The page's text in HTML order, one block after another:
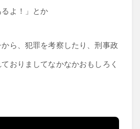
よ！」とか
ら、犯罪を考察したり、刑事政
おりましてなかなかおもしろく